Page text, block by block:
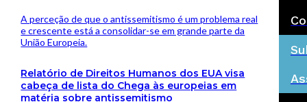
A perceção de que o antissemitismo é um problema real
e crescente está a consolidar-se em grande parte da
União Europeia.
Relatório de Direitos Humanos dos EUA visa
cabeça de lista do Chega às europeias em
matéria sobre antissemitismo